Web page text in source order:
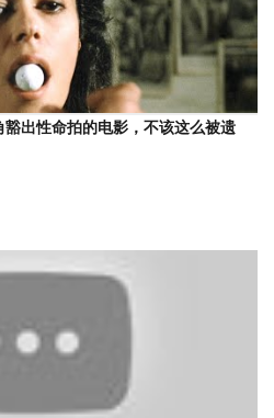
豁出性命拍的电影，不该这么被遗